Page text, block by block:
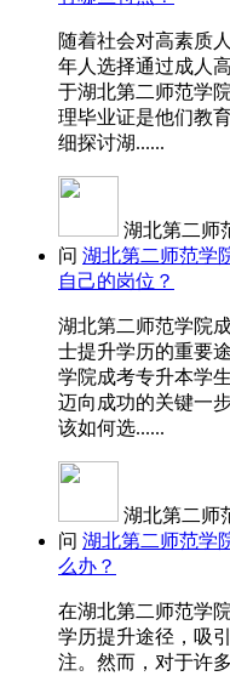
随着社会对高素质
年人选择通过成人
于湖北第二师范学
理毕业证是他们教
细探讨湖......
湖北第二师
问 湖北第二师范学
自己的岗位？
湖北第二师范学院
士提升学历的重要
学院成考专升本学
迈向成功的关键一
该如何选......
湖北第二师
问 湖北第二师范学
么办？
在湖北第二师范学
学历提升途径，吸
注。然而，对于许